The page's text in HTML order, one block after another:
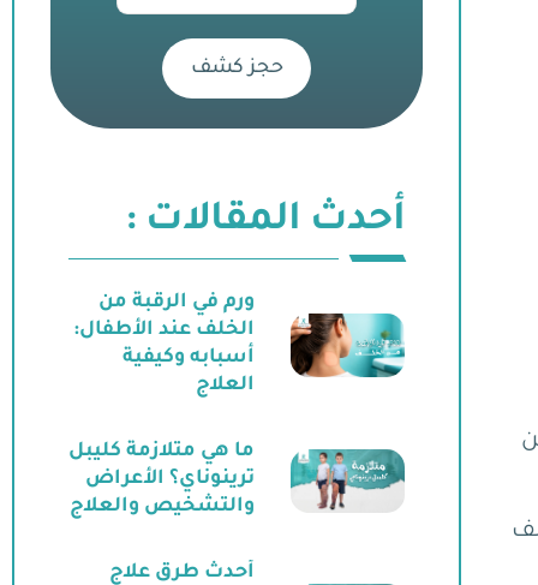
حجز كشف
أحدث المقالات :
ورم في الرقبة من
الخلف عند الأطفال:
أسبابه وكيفية
العلاج
ما هي متلازمة كليبل
ترينوناي؟ الأعراض
والتشخيص والعلاج
أحدث طرق علاج